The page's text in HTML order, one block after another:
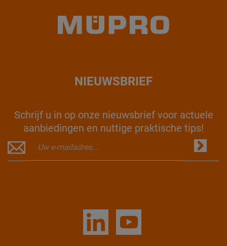
NIEUWSBRIEF
Schrijf u in op onze nieuwsbrief voor actuele
aanbiedingen en nuttige praktische tips!